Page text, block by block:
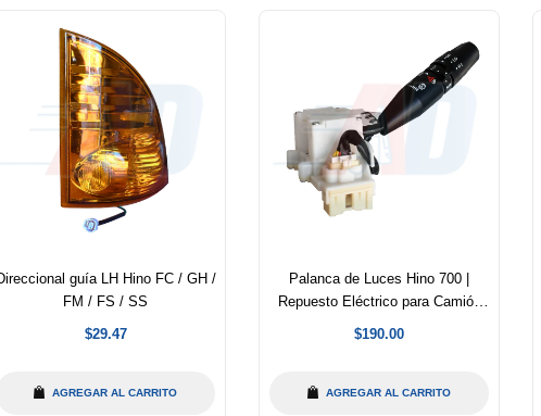
guía LH Hino FC / GH /
FM / FS / SS
Precio
$29.47
AGREGAR AL CARRITO
Palanca de Luces Hino 700 |
Repuesto Eléctrico para Camión
Precio
$190.00
AGREGAR AL CARRITO